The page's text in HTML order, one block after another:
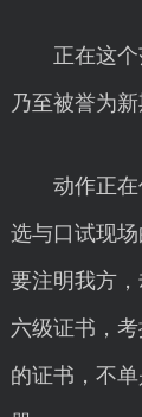
正在这个范
乃至被誉为新
动作正在
选与口试现
要注明我方
六级证书，
的证书，不